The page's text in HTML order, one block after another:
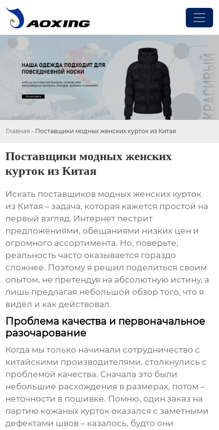
Главная - Поставщики модных женских курток из Китая
Поставщики модных женских
курток из Китая
Искать поставщиков модных женских курток
из Китая – задача, которая кажется простой на
первый взгляд. Интернет пестрит
предложениями, обещаниями низких цен и
огромного ассортимента. Но, поверьте,
реальность часто оказывается гораздо
сложнее. Поэтому я решил поделиться своим
опытом, не претендуя на абсолютную истину, а
лишь предлагая небольшой обзор того, что я
видел и как действовал.
Проблема качества и первоначальное
разочарование
Когда мы только начинали сотрудничество с
китайскими производителями, столкнулись с
проблемой качества. Сначала это были
небольшие расхождения в размерах, потом –
неточности в пошивке. Помню, один заказ на
партию кожаных курток оказался с заметными
дефектами швов – казалось, будто они